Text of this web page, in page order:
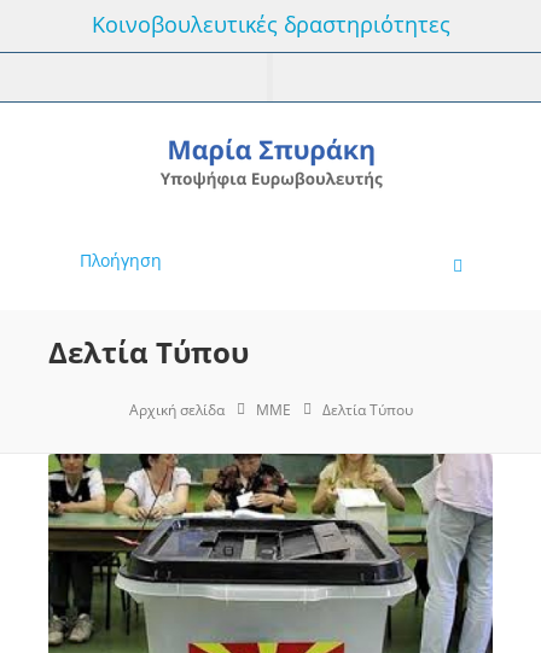
Κοινοβουλευτικές δραστηριότητες
Πλοήγηση
Δελτία Τύπου
Αρχική σελίδα MME Δελτία Τύπου